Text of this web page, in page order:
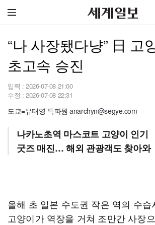
“나 사장됐다냥” 日 고
초고속 승진
입력 : 2026-07-08 21:00
수정 : 2026-07-08 22:31
도쿄=유태영 특파원 anarchyn@segye.com
나카노초역 마스코트 고양이 인기
굿즈 매진… 해외 관광객도 찾아와
올해 초 일본 수도권 작은 역의 수습
고양이가 역장을 거쳐 조만간 사장